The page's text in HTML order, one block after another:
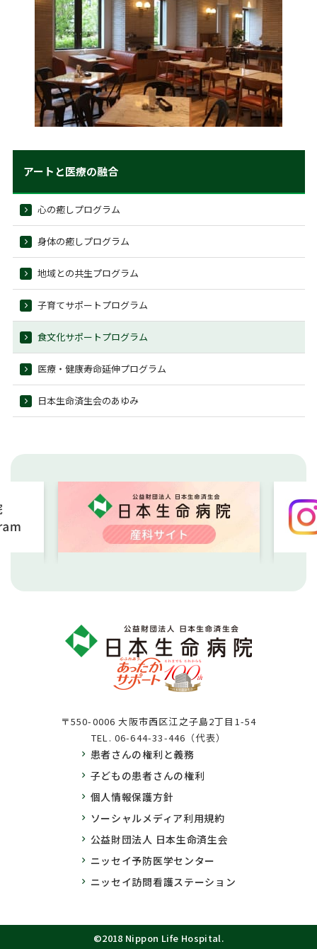
アートと医療の融合
心の癒しプログラム
身体の癒しプログラム
地域との共生プログラム
子育てサポートプログラム
食文化サポートプログラム
医療・健康寿命延伸プログラム
日本生命済生会のあゆみ
〒550-0006 大阪市西区江之子島2丁目1-54
TEL. 06-644-33-446（代表）
患者さんの権利と義務
子どもの患者さんの権利
個人情報保護方針
ソーシャルメディア利用規約
公益財団法人 日本生命済生会
ニッセイ予防医学センター
ニッセイ訪問看護ステーション
©2018 Nippon Life Hospital.